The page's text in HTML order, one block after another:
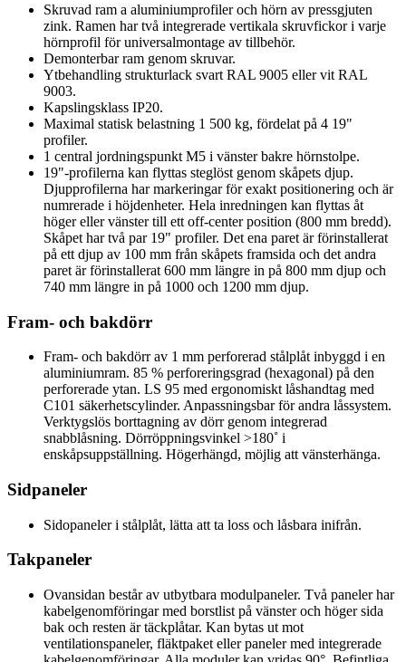
Skruvad ram a aluminiumprofiler och hörn av pressgjuten
zink. Ramen har två integrerade vertikala skruvfickor i varje
hörnprofil för universalmontage av tillbehör.
Demonterbar ram genom skruvar.
Ytbehandling strukturlack svart RAL 9005 eller vit RAL
9003.
Kapslingsklass IP20.
Maximal statisk belastning 1 500 kg, fördelat på 4 19"
profiler.
1 central jordningspunkt M5 i vänster bakre hörnstolpe.
19"-profilerna kan flyttas steglöst genom skåpets djup.
Djupprofilerna har markeringar för exakt positionering och är
numrerade i höjdenheter. Hela inredningen kan flyttas åt
höger eller vänster till ett off-center position (800 mm bredd).
Skåpet har två par 19" profiler. Det ena paret är förinstallerat
på ett djup av 100 mm från skåpets framsida och det andra
paret är förinstallerat 600 mm längre in på 800 mm djup och
740 mm längre in på 1000 och 1200 mm djup.
Fram- och bakdörr
Fram- och bakdörr av 1 mm perforerad stålplåt inbyggd i en
aluminiumram. 85 % perforeringsgrad (hexagonal) på den
perforerade ytan. LS 95 med ergonomiskt låshandtag med
C101 säkerhetscylinder. Anpassningsbar för andra låssystem.
Verktygslös borttagning av dörr genom integrerad
snabblåsning. Dörröppningsvinkel >180˚ i
enskåpsuppställning. Högerhängd, möjlig att vänsterhänga.
Sidpaneler
Sidopaneler i stålplåt, lätta att ta loss och låsbara inifrån.
Takpaneler
Ovansidan består av utbytbara modulpaneler. Två paneler har
kabelgenomföringar med borstlist på vänster och höger sida
bak och resten är täckplåtar. Kan bytas ut mot
ventilationspaneler, fläktpaket eller paneler med integrerade